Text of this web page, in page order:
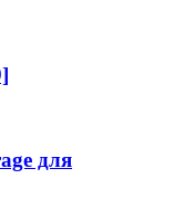
для